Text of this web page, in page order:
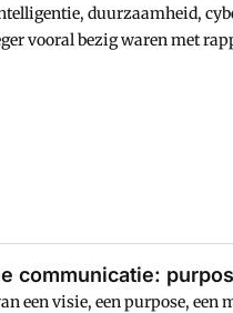
duurzaamheid,
vooral bezig waren met
communicatie:
een visie, een purpose,